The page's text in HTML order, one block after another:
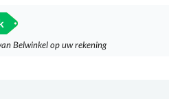
Belwinkel op uw rekening